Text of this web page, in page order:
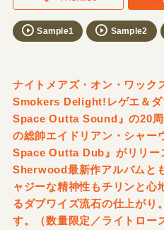
Sample1 Sample2
ナイトメアズ・オン・ワック
Smokers Delight!レゲエ＆ダ
Space Outta Sound』の20
の総帥エイドリアン・シャー
Space Outta Dub』がリリ
Sherwood最新作アルバムと
ャジーな精神性もチリンと心
るダブワイズ流石の仕上がり
す。（数量限定／ライトロー